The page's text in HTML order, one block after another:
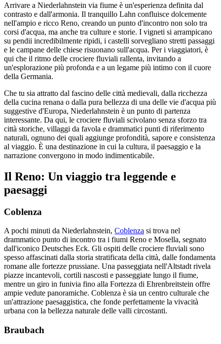
Arrivare a Niederlahnstein via fiume è un'esperienza definita dal
contrasto e dall'armonia. Il tranquillo Lahn confluisce dolcemente
nell'ampio e ricco Reno, creando un punto d'incontro non solo tra
corsi d'acqua, ma anche tra culture e storie. I vigneti si arrampicano
su pendii incredibilmente ripidi, i castelli sorvegliano stretti passaggi
e le campane delle chiese risuonano sull'acqua. Per i viaggiatori, è
qui che il ritmo delle crociere fluviali rallenta, invitando a
un'esplorazione più profonda e a un legame più intimo con il cuore
della Germania.
Che tu sia attratto dal fascino delle città medievali, dalla ricchezza
della cucina renana o dalla pura bellezza di una delle vie d'acqua più
suggestive d'Europa, Niederlahnstein è un punto di partenza
interessante. Da qui, le crociere fluviali scivolano senza sforzo tra
città storiche, villaggi da favola e drammatici punti di riferimento
naturali, ognuno dei quali aggiunge profondità, sapore e consistenza
al viaggio. È una destinazione in cui la cultura, il paesaggio e la
narrazione convergono in modo indimenticabile.
Il Reno: Un viaggio tra leggende e
paesaggi
Coblenza
A pochi minuti da Niederlahnstein, Coblenza si trova nel
drammatico punto di incontro tra i fiumi Reno e Mosella, segnato
dall'iconico Deutsches Eck. Gli ospiti delle crociere fluviali sono
spesso affascinati dalla storia stratificata della città, dalle fondamenta
romane alle fortezze prussiane. Una passeggiata nell'Altstadt rivela
piazze incantevoli, cortili nascosti e passeggiate lungo il fiume,
mentre un giro in funivia fino alla Fortezza di Ehrenbreitstein offre
ampie vedute panoramiche. Coblenza è sia un centro culturale che
un'attrazione paesaggistica, che fonde perfettamente la vivacità
urbana con la bellezza naturale delle valli circostanti.
Braubach